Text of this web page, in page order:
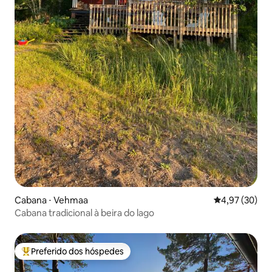
Cabana ⋅ Vehmaa 4,97 de uma
4,97 (30)
Cabana tradicional à beira do lago
Entre os melhores preferidos dos hóspedes
Preferido dos hóspedes